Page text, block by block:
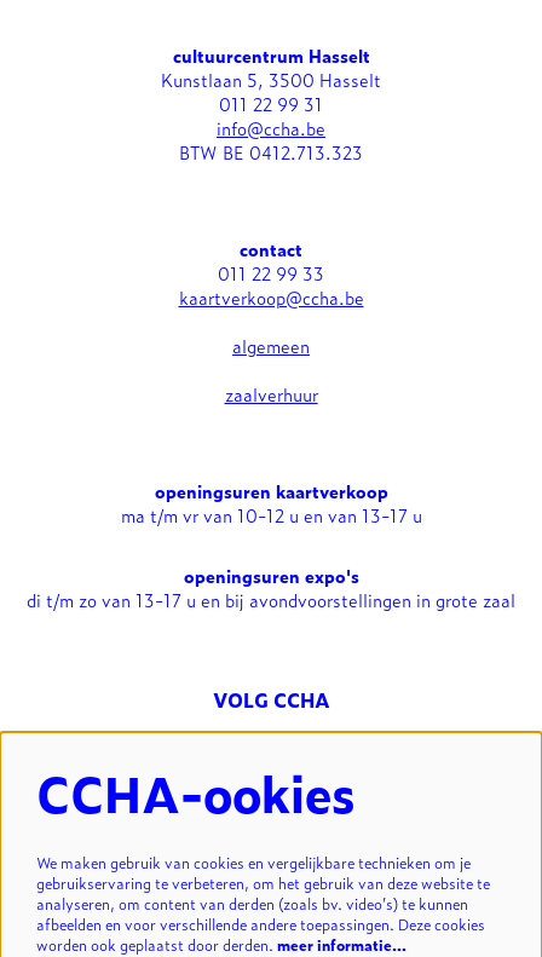
cultuurcentrum Hasselt
Kunstlaan 5, 3500 Hasselt
011 22 99 31
info@ccha.be
BTW BE 0412.713.323
contact
011 22 99 33
kaartverkoop@ccha.be
algemeen
zaalverhuur
openingsuren kaartverkoop
ma t/m vr van 10-12 u en van 13-17 u
openingsuren expo's
di t/m zo van 13-17 u en bij avondvoorstellingen in grote zaal
VOLG CCHA
INSCHRIJVEN
CCHA-ookies
We maken gebruik van cookies en vergelijkbare technieken om je
gebruikservaring te verbeteren, om het gebruik van deze website te
analyseren, om content van derden (zoals bv. video’s) te kunnen
afbeelden en voor verschillende andere toepassingen. Deze cookies
worden ook geplaatst door derden. meer informatie…